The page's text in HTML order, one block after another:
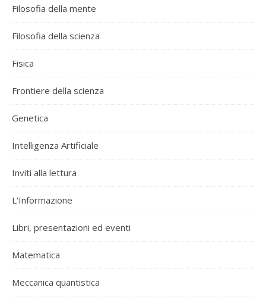
Filosofia della mente
Filosofia della scienza
Fisica
Frontiere della scienza
Genetica
Intelligenza Artificiale
Inviti alla lettura
L'Informazione
Libri, presentazioni ed eventi
Matematica
Meccanica quantistica